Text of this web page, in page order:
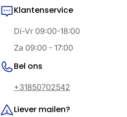
Klantenservice
Di-Vr 09:00-18:00
Za 09:00 - 17:00
Bel ons
+31850702542
Liever mailen?